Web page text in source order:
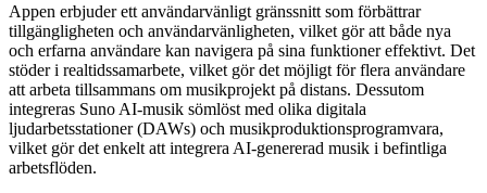
Appen erbjuder ett användarvänligt gränssnitt som förbättrar
tillgängligheten och användarvänligheten, vilket gör att både nya
och erfarna användare kan navigera på sina funktioner effektivt. Det
stöder i realtidssamarbete, vilket gör det möjligt för flera användare
att arbeta tillsammans om musikprojekt på distans. Dessutom
integreras Suno AI-musik sömlöst med olika digitala
ljudarbetsstationer (DAWs) och musikproduktionsprogramvara,
vilket gör det enkelt att integrera AI-genererad musik i befintliga
arbetsflöden.